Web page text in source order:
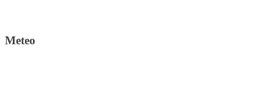
Meteo